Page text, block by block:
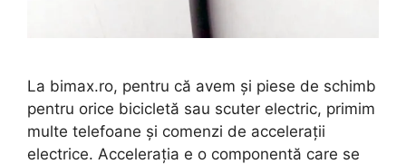
La bimax.ro, pentru că avem și piese de schimb
pentru orice bicicletă sau scuter electric, primim
multe telefoane și comenzi de accelerații
electrice. Accelerația e o componentă care se